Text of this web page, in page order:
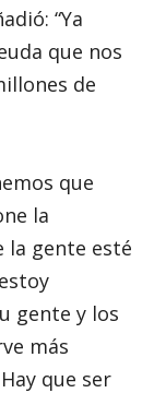
“Ya
que nos
de
que
la
la gente esté
gente y los
más
que ser